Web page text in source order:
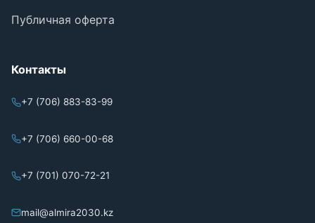
Публичная оферта
Контакты
+7 (706) 883-83-99
+7 (706) 660-00-68
+7 (701) 070-72-21
mail@almira2030.kz